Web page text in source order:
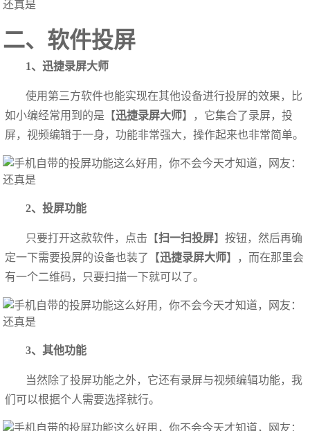
二、软件投屏
1、迅捷录屏大师
使用第三方软件也能实现在其他设备进行投屏的效果，比
如小编经常用到的是【迅捷录屏大师】，它集合了录屏，投
屏，视频编辑于一身，功能非常强大，操作起来也非常简单。
2、投屏功能
只要打开这款软件，点击【扫一扫投屏】按钮，然后再确
定一下需要投屏的设备也装了【迅捷录屏大师】，而在那里会
有一个二维码，只要扫描一下就可以了。
3、其他功能
当然除了投屏功能之外，它还有录屏与视频编辑功能，我
们可以根据个人需要选择就行。